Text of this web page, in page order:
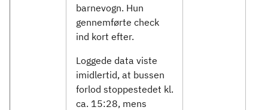
barnevogn. Hun
gennemførte check
ind kort efter.
Loggede data viste
imidlertid, at bussen
forlod stoppestedet kl.
ca. 15:28, mens